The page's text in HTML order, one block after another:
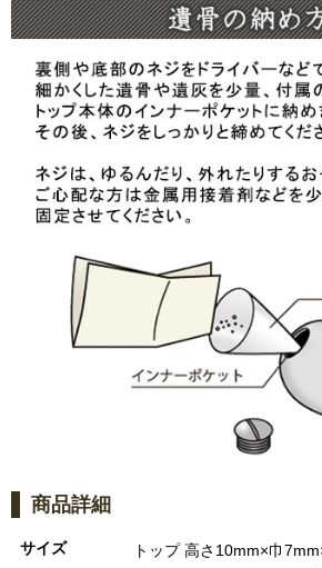
商品詳細
サイズ
トップ 高さ10mm×巾